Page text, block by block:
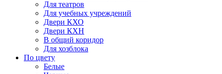
Для театров
Для учебных учреждений
Двери КХО
Двери КХН
В общий коридор
Для хозблока
По цвету
Белые